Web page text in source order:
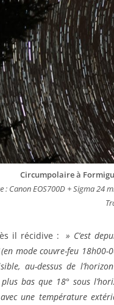
Circumpolaire à
: Canon EOS700D + Sigma 24
il récidive :
» C’est
mode couvre-feu 18h00-
au-dessus de
plus bas que 18° sous
une température